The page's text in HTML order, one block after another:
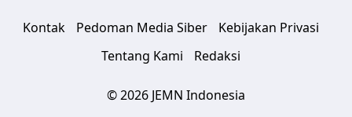
Kontak Pedoman Media Siber
Kebijakan Privasi
Tentang Kami
Redaksi
© 2026 JEMN Indonesia